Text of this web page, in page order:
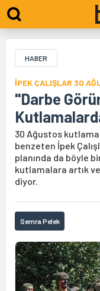
HABER
İPEK ÇALIŞLAR 30
"Darbe
30 Ağustos
benzeten İpek
planında da böyle
kutlamalara artık
diyor.
Semra Pelek